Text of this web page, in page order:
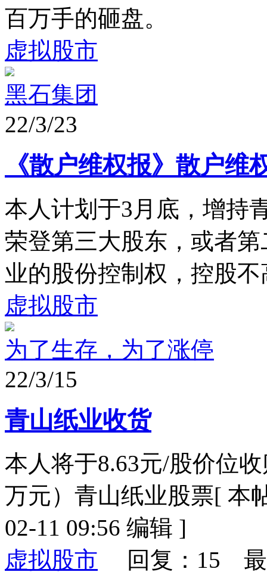
百万手的砸盘。
虚拟股市
黑石集团
22/3/23
《散户维权报》散户维
本人计划于3月底，增持
荣登第三大股东，或者
业的股份控制权，控股
虚拟股市
为了生存，为了涨停
22/3/15
青山纸业收货
本人将于8.63元/股价位
万元）青山纸业股票[ 本
02-11 09:56 编辑 ]
虚拟股市 回复：15 最